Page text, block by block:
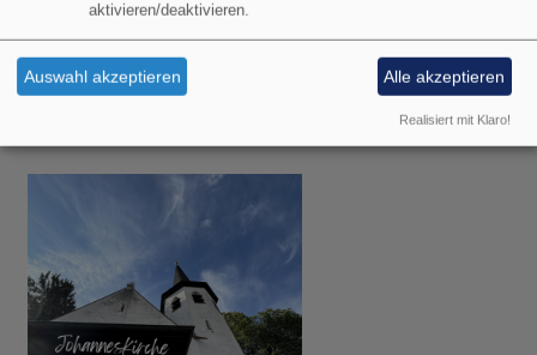
So, 9.8. 9 Uhr
Gottesdienst
Pfarrerin Birgit Schiel
aktivieren/deaktivieren.
Auswahl akzeptieren Alle akzeptieren
Realisiert mit Klaro!